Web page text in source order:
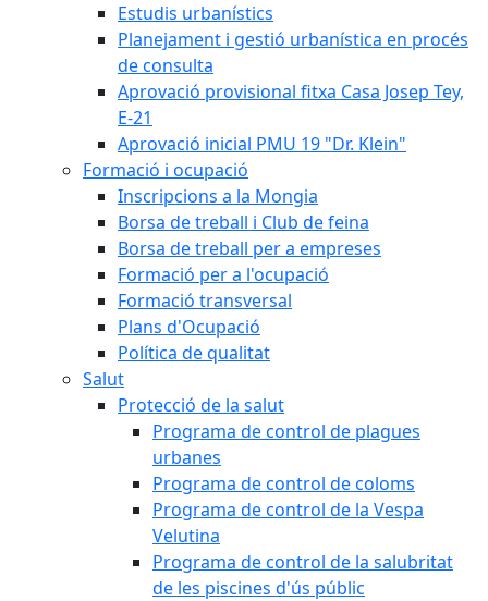
Estudis urbanístics
Planejament i gestió urbanística en procés
de consulta
Aprovació provisional fitxa Casa Josep Tey,
E-21
Aprovació inicial PMU 19 "Dr. Klein"
Formació i ocupació
Inscripcions a la Mongia
Borsa de treball i Club de feina
Borsa de treball per a empreses
Formació per a l'ocupació
Formació transversal
Plans d'Ocupació
Política de qualitat
Salut
Protecció de la salut
Programa de control de plagues
urbanes
Programa de control de coloms
Programa de control de la Vespa
Velutina
Programa de control de la salubritat
de les piscines d'ús públic